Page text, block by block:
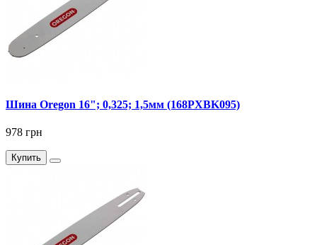
Шина Oregon 16"; 0,325; 1,5мм (168PXBK095)
978 грн
Купить